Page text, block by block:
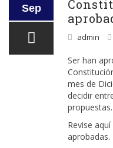
Sep
admin
Ser han
mes de
decidir
propuestas.
Revise
aprobadas.